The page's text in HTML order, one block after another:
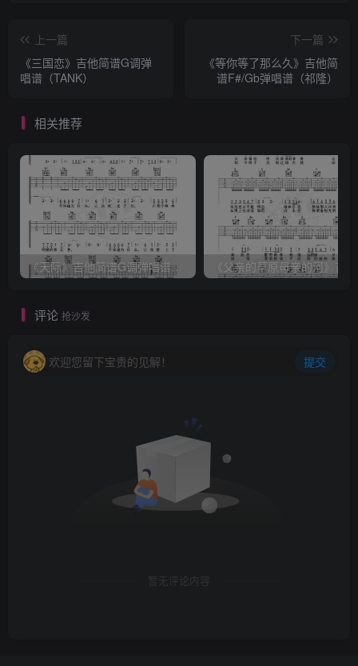
上一篇
《三国恋》吉他简谱G调弹
唱谱（TANK）
下一篇
《等你等了那么久》吉他简
谱F#/Gb弹唱谱（祁隆）
相关推荐
《天际》吉他简谱G调弹唱谱（姜玉阳）
评论 抢沙发
欢迎您留下宝贵的见解！ 提交
暂无评论内容